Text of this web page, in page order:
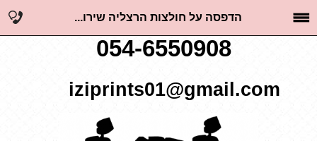
הדפסה על חולצות הרצליה שירו...
054-6550908
iziprints01@gmail.com